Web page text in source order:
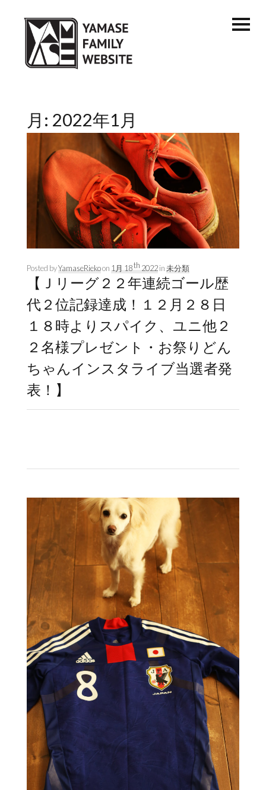
月: 2022年1月
Posted byYamaseRiekoon 1月 18th 2022in未分類
【Ｊリーグ２２年連続ゴール歴
代２位記録達成！１２月２８日
１８時よりスパイク、ユニ他２
２名様プレゼント・お祭りどん
ちゃんインスタライブ当選者発
表！】